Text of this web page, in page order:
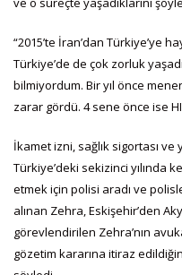
“2015’te İran’dan Türkiye’ye
Türkiye’de de çok zorluk
bilmiyordum. Bir yıl önce
zarar gördü. 4 sene önce ise
İkamet izni, sağlık sigortası
Türkiye’deki sekizinci yılında
etmek için polisi aradı ve
alınan Zehra, Eskişehir’den
görevlendirilen Zehra’nın
gözetim kararına itiraz